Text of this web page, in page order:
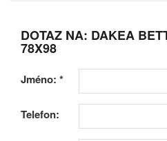
DOTAZ NA: DAKEA
78X98
Jméno: *
Telefon: